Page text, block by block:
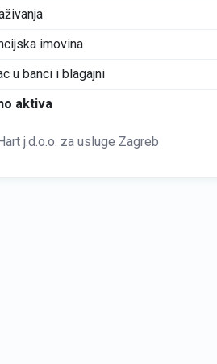
imovina
u banci i blagajni
aktiva
j.d.o.o. za usluge Zagreb